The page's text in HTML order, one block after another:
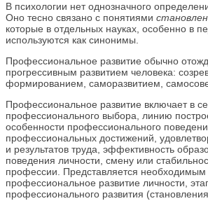
В психологии нет однозначного
Оно тесно связано с понятиями
которые в отдельных науках, особенно в
используются как синонимы.
Профессиональное развитие обычно
прогрессивным развитием человека:
формированием, саморазвитием,
Профессиональное развитие включает в
профессионального выбора, линию
особенности профессионального
профессиональных достижений,
и результатов труда, эффективность
поведения личности, смену или
профессии. Представляется необходимым
профессиональное развитие личности,
профессионального развития